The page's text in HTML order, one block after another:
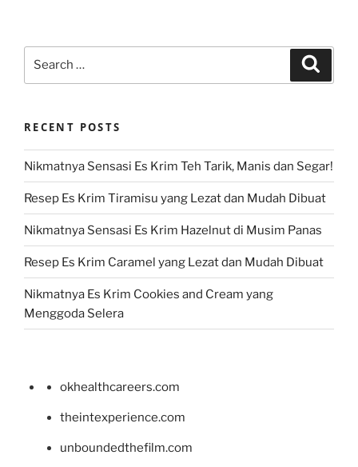
RECENT POSTS
Nikmatnya Sensasi Es Krim Teh Tarik, Manis dan Segar!
Resep Es Krim Tiramisu yang Lezat dan Mudah Dibuat
Nikmatnya Sensasi Es Krim Hazelnut di Musim Panas
Resep Es Krim Caramel yang Lezat dan Mudah Dibuat
Nikmatnya Es Krim Cookies and Cream yang
Menggoda Selera
okhealthcareers.com
theintexperience.com
unboundedthefilm.com